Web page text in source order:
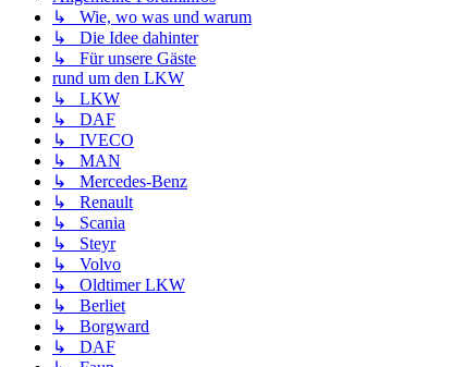
↳ Wie, wo was und warum
↳ Die Idee dahinter
↳ Für unsere Gäste
rund um den LKW
↳ LKW
↳ DAF
↳ IVECO
↳ MAN
↳ Mercedes-Benz
↳ Renault
↳ Scania
↳ Steyr
↳ Volvo
↳ Oldtimer LKW
↳ Berliet
↳ Borgward
↳ DAF